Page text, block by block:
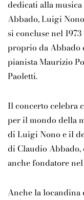
dedicati alla
Abbado, Luigi
si concluse nel
proprio da Abbado
pianistaMaurizio
Paoletti.
Il concerto celebra
per il mondo della
di Luigi Nonoe il
di Claudio Abbado,
anche fondatore nel
Anche la locandina